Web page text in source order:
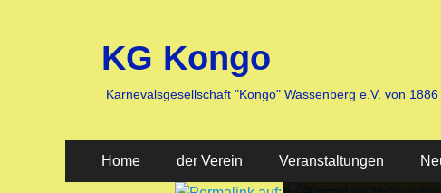
KG Kongo
Karnevalsgesellschaft "Kongo" Wassenberg e.V. von 1886
Primäres
Home der Verein Veranstaltungen